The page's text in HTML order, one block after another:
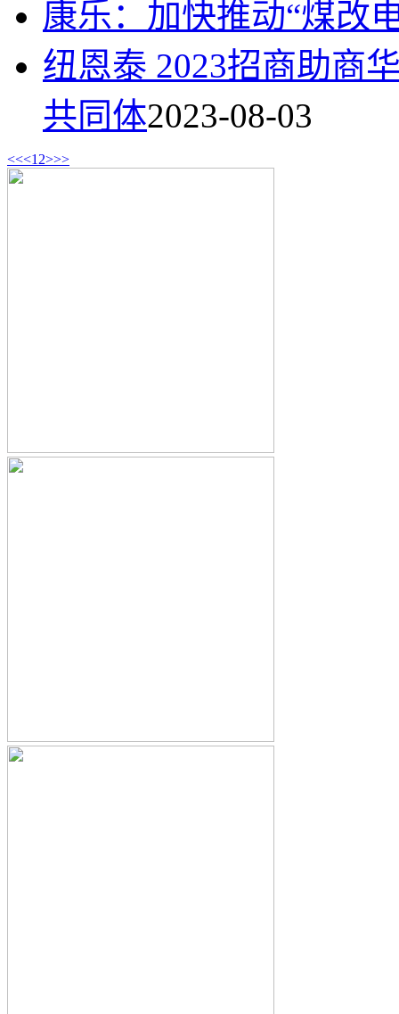
康乐：加快推动“煤改
纽恩泰 2023招商助商
共同体2023-08-03
<<<1 2>>>